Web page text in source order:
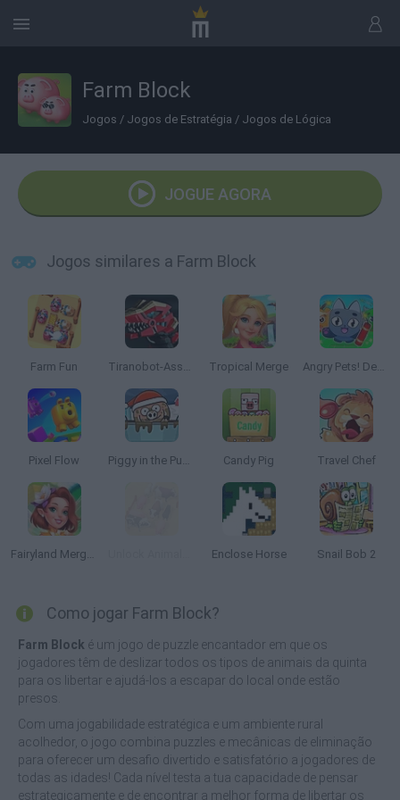
Farm Block
Jogos / Jogos de Estratégia / Jogos de Lógica
JOGUE AGORA
Jogos similares a Farm Block
Farm Fun Tiranobot-Assembly-3D Tropical Merge Angry Pets! Destroy the Building!
Pixel Flow Piggy in the Puddle 3 Candy Pig Travel Chef
Fairyland Merge & Magic Enclose Horse Snail Bob 2
Como jogar Farm Block?
Farm Block é um jogo de puzzle encantador em que os
jogadores têm de deslizar todos os tipos de animais da quinta
para os libertar e ajudá-los a escapar do local onde estão
presos.
Com uma jogabilidade estratégica e um ambiente rural
acolhedor, o jogo combina puzzles e mecânicas de eliminação
para oferecer um desafio divertido e satisfatório a jogadores de
todas as idades! Cada nível testa a tua capacidade de pensar
estrategicamente e de encontrar a melhor forma de libertar os